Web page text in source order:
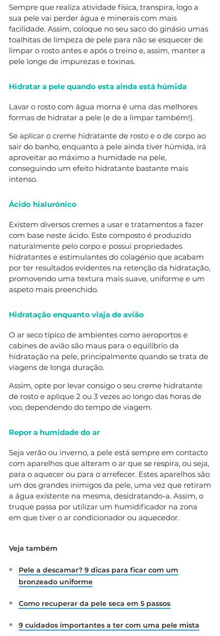
Sempre que realiza atividade física, transpira, logo a
sua pele vai perder água e minerais com mais
facilidade. Assim, coloque no seu saco do ginásio umas
toalhitas de limpeza de pele para não se esquecer de
limpar o rosto antes e após o treino e, assim, manter a
pele longe de impurezas e toxinas.
Hidratar a pele quando esta ainda está húmida
Lavar o rosto com água morna é uma das melhores
formas de hidratar a pele (e de a limpar também!).
Se aplicar o creme hidratante de rosto e o de corpo ao
sair do banho, enquanto a pele ainda tiver húmida, irá
aproveitar ao máximo a humidade na pele,
conseguindo um efeito hidratante bastante mais
intenso.
Ácido hialurónico
Existem diversos cremes a usar e tratamentos a fazer
com base neste ácido. Este composto é produzido
naturalmente pelo corpo e possui propriedades
hidratantes e estimulantes do colagénio que acabam
por ter resultados evidentes na retenção da hidratação,
promovendo uma textura mais suave, uniforme e um
aspeto mais preenchido.
Hidratação enquanto viaja de avião
O ar seco típico de ambientes como aeroportos e
cabines de avião são maus para o equilíbrio da
hidratação na pele, principalmente quando se trata de
viagens de longa duração.
Assim, opte por levar consigo o seu creme hidratante
de rosto e aplique 2 ou 3 vezes ao longo das horas de
voo, dependendo do tempo de viagem.
Repor a humidade do ar
Seja verão ou inverno, a pele está sempre em contacto
com aparelhos que alteram o ar que se respira, ou seja,
para o aquecer ou para o arrefecer. Estes aparelhos são
um dos grandes inimigos da pele, uma vez que retiram
a água existente na mesma, desidratando-a. Assim, o
truque passa por utilizar um humidificador na zona
em que tiver o ar condicionador ou aquecedor.
Veja também
Pele a descamar? 9 dicas para ficar com um
bronzeado uniforme
Como recuperar da pele seca em 5 passos
9 cuidados importantes a ter com uma pele mista